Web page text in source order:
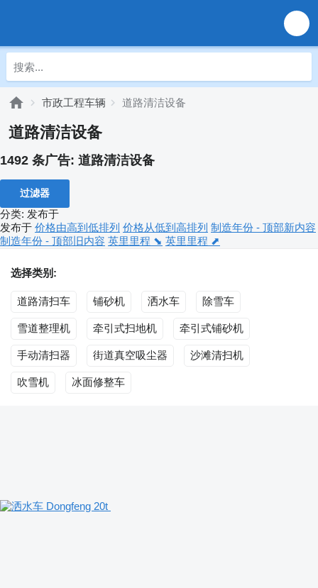
市政工程车辆 道路清洁设备
道路清洁设备
1492 条广告: 道路清洁设备
过滤器
分类: 发布于
发布于 价格由高到低排列 价格从低到高排列 制造年份 - 顶部新内容
制造年份 - 顶部旧内容 英里里程 ⬊ 英里里程 ⬈
选择类别:
道路清扫车 铺砂机 洒水车 除雪车
雪道整理机 牵引式扫地机 牵引式铺砂机
手动清扫器 街道真空吸尘器 沙滩清扫机
吹雪机 冰面修整车